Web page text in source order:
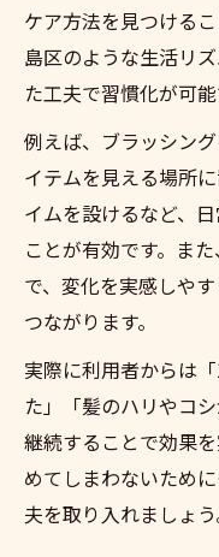
ケア方法を見つける
島区のような生活リ
た工夫で習慣化が可能
例えば、ブラッシン
イテムを見える場所
イムを設けるなど、
ことが有効です。ま
で、変化を実感しや
つながります。
実際に利用者からは
た」「髪のハリやコ
継続することで効果
めてしまわないため
夫を取り入れましょう